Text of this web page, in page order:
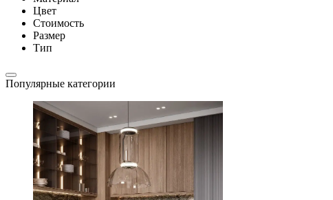
Цвет
Стоимость
Размер
Тип
Популярные категории